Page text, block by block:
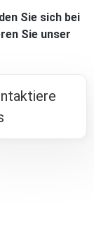
Sie sich bei
Sie unser